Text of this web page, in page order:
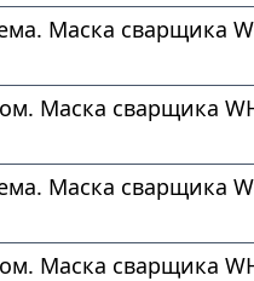
Маска сварщика
Маска сварщика
Маска сварщика
Маска сварщика